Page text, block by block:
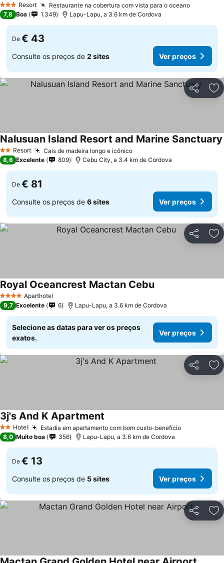
3 EstrelasResort Restaurante na cobertura com vista para o oceanoVer
7,8 Boa 1.349 Lapu-Lapu, a 3.6 km de Cordova
De € 43
Consulte os preços de 2 sites Ver preços
Partilhar
2 Estrelas
Resort Cais de madeira longo e icônicoVer preços
Nalusuan Island Resort and Marine Sanctuary
8,6 Excelente 809 Cebu City, a 3.4 km de Cordova
De € 81
Consulte os preços de 6 sites Ver preços
Partilhar
4 EstrelasAparthotel
Royal Oceancrest Mactan CebuVer preços
9,7 Excelente 6 Lapu-Lapu, a 3.6 km de Cordova
Selecione as datas para ver os preços
exatos.
Ver preços
Partilhar
2 Estrelas
Hotel Estadia em apartamento com bom custo-benefícioVer preços
3j's And K Apartment
8,0 Muito boa 356 Lapu-Lapu, a 3.6 km de Cordova
De € 13
Consulte os preços de 5 sites Ver preços
Partilhar